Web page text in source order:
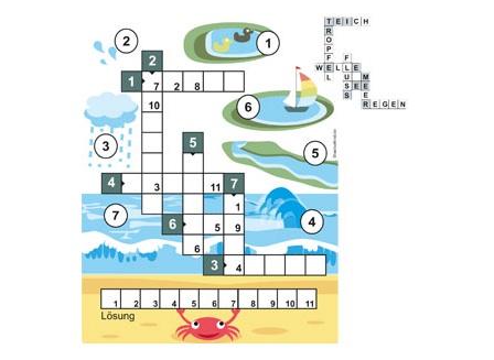
Kontakt
Kostenlose Rätsel
Mein Konto